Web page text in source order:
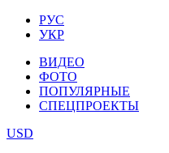
РУС
УКР
ВИДЕО
ФОТО
ПОПУЛЯРНЫЕ
СПЕЦПРОЕКТЫ
USD